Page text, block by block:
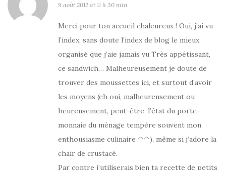
9 août 2012 at 11 h 30 min
Merci pour ton accueil chaleureux ! Oui, j’ai vu
l’index, sans doute l’index de blog le mieux
organisé que j’aie jamais vu Très appétissant,
ce sandwich… Malheureusement je doute de
trouver des moussettes ici, et surtout d’avoir
les moyens (eh oui, malheureusement ou
heureusement, peut-être, l’état du porte-
monnaie du ménage tempère souvent mon
enthousiasme culinaire ^^), même si j’adore la
chair de crustacé.
Par contre j’utiliserais bien ta recette de petits